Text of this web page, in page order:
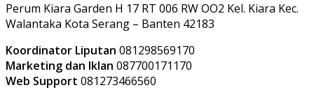
Perum Kiara Garden H 17 RT 006 RW OO2 Kel. Kiara Kec.
Walantaka Kota Serang – Banten 42183
Koordinator Liputan 081298569170
Marketing dan Iklan 087700171170
Web Support 081273466560